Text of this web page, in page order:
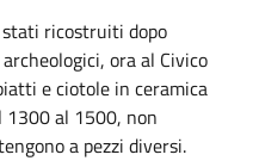
ricostruiti dopo
ora al Civico
e ciotole in ceramica
1300 al 1500, non
a pezzi diversi.